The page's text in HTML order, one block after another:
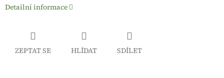
Detailní informace
ZEPTAT SE HLÍDAT SDÍLET